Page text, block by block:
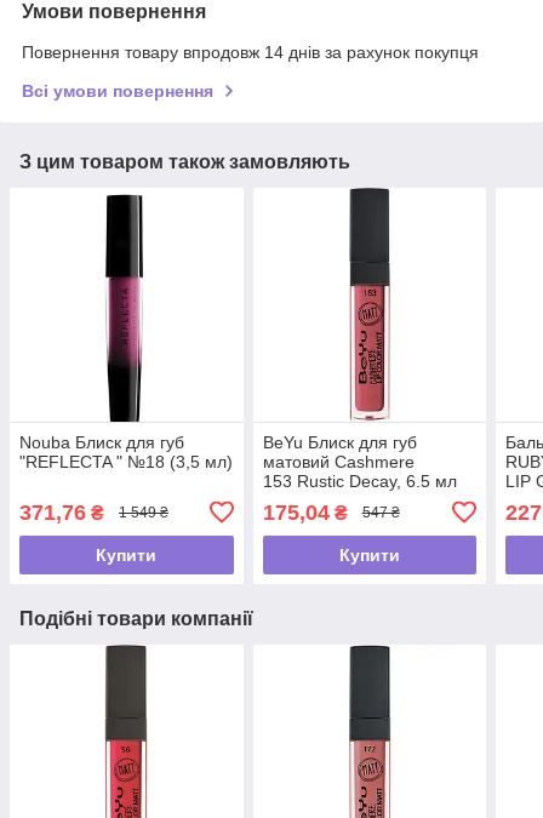
Умови повернення
Повернення товару впродовж 14 днів за рахунок покупця
Всі умови повернення
З цим товаром також замовляють
Nouba Блиск для губ
"REFLECTA " №18 (3,5 мл)
371,76 ₴ 1 549 ₴
Купити
BeYu Блиск для губ
матовий Cashmere
153 Rustic Decay, 6.5 мл
175,04₴ 547 ₴
Купити
LIP
Подібні товари компанії